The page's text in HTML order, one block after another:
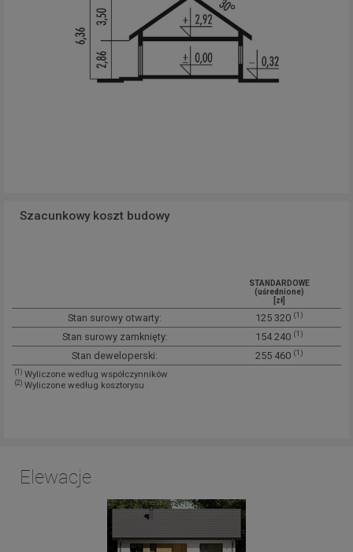
Szacunkowy koszt budowy
STANDARDOWE
(uśrednione)
[zł]
Stan surowy otwarty: 125 320 (1)
Stan surowy zamknięty: 154 240 (1)
Stan deweloperski: 255 460 (1)
(1) Wyliczone według współczynników
(2) Wyliczone według kosztorysu
Elewacje